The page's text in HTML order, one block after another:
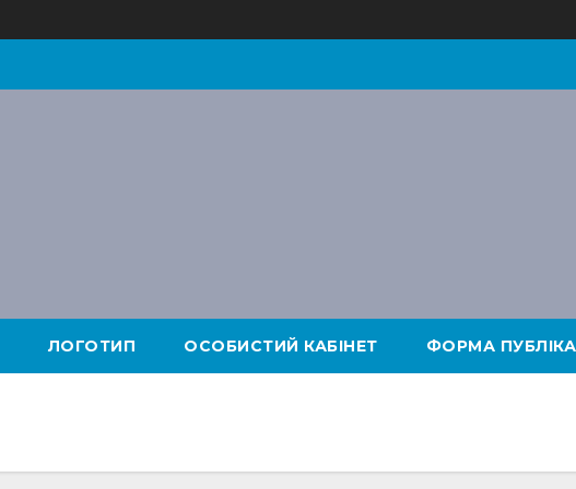
ЛОГОТИП ОСОБИСТИЙ КАБІНЕТ ФОРМА